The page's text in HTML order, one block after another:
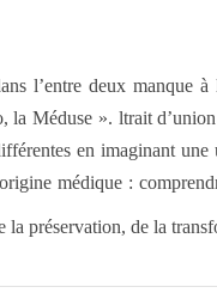
l’entre deux manque
la Méduse ». ltrait
en imaginant
médique :
la préservation, de la